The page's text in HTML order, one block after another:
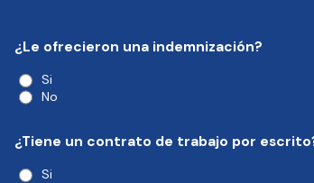
¿Le ofrecieron una indemnización?
Si
No
¿Tiene un contrato de trabajo por
Si